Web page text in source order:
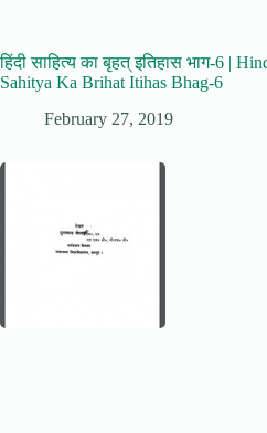
हिंदी साहित्य का बृहत् इतिहास भाग-6 |
Sahitya Ka Brihat Itihas Bhag-6
February 27, 2019